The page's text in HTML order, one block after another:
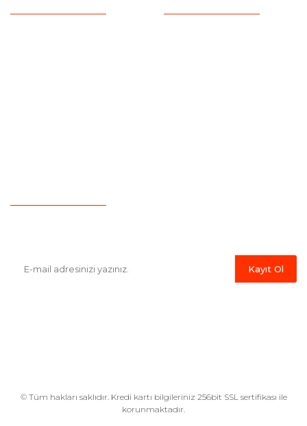
Kayıt Ol
© Tüm hakları saklıdır. Kredi kartı bilgileriniz 256bit SSL sertifikası ile
korunmaktadır.